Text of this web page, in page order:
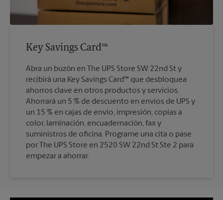
Key Savings Card™
Abra un buzón en The UPS Store SW 22nd St y
recibirá una Key Savings Card™ que desbloquea
ahorros clave en otros productos y servicios.
Ahorrará un 5 % de descuento en envíos de UPS y
un 15 % en cajas de envío, impresión, copias a
color, laminación, encuadernación, fax y
suministros de oficina. Programe una cita o pase
por The UPS Store en 2520 SW 22nd St Ste 2 para
empezar a ahorrar.